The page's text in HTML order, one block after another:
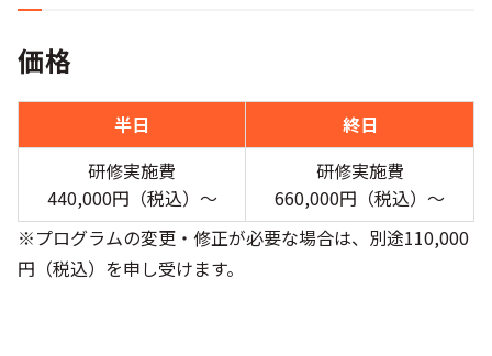
価格
半日
終日
研修実施費
440,000円（税込）〜
研修実施費
660,000円（税込）〜
※プログラムの変更・修正が必要な場合は、別途110,000
円（税込）を申し受けます。